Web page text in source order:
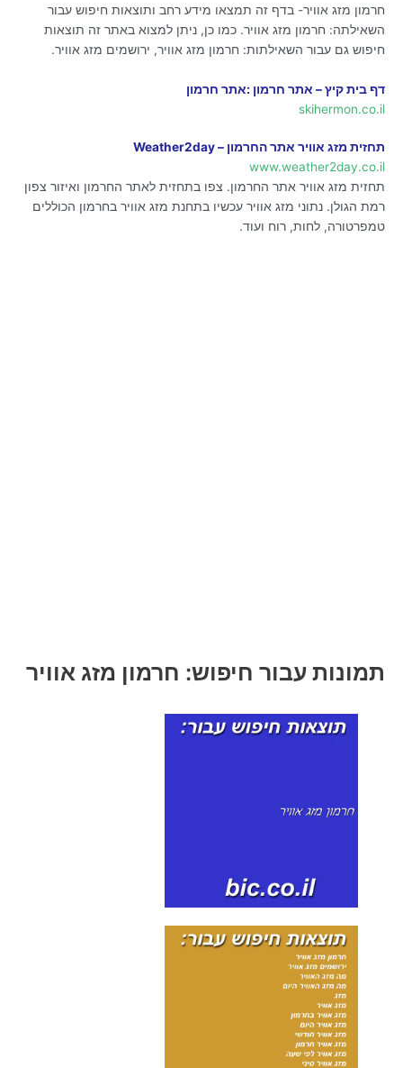
חרמון מזג אוויר- בדף זה תמצאו מידע רחב ותוצאות חיפוש עבור
השאילתה: חרמון מזג אוויר. כמו כן, ניתן למצוא באתר זה תוצאות
חיפוש גם עבור השאילתות: חרמון מזג אוויר, ירושמים מזג אוויר.
דף בית קיץ – אתר חרמון :אתר חרמון
skihermon.co.il
תחזית מזג אוויר אתר החרמון – Weather2day
www.weather2day.co.il
תחזית מזג אוויר אתר החרמון. צפו בתחזית לאתר החרמון ואיזור צפון
רמת הגולן. נתוני מזג אוויר עכשיו בתחנת מזג אוויר בחרמון הכוללים
טמפרטורה, לחות, רוח ועוד.
תמונות עבור חיפוש: חרמון מזג אוויר